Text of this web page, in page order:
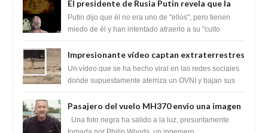
El presidente de Rusia Putin revela que la
clase dominante en el mundo son los
híbridos reptiles
Putin dijo que él no era uno de "ellos", pero tienen
miedo de él y han intentado atraerlo a su "culto
Impresionante vídeo captan extraterrestres
bajando de un OVNI en Arabia Saudita
Un vídeo que se ha hecho viral en las redes sociales
donde supuestamente aterriza un OVNI y bajan sus
Pasajero del vuelo MH370 envio una imagen
y texto desde la Isla Diego Garcia
Una foto negra ha salido a la luz, presuntamente